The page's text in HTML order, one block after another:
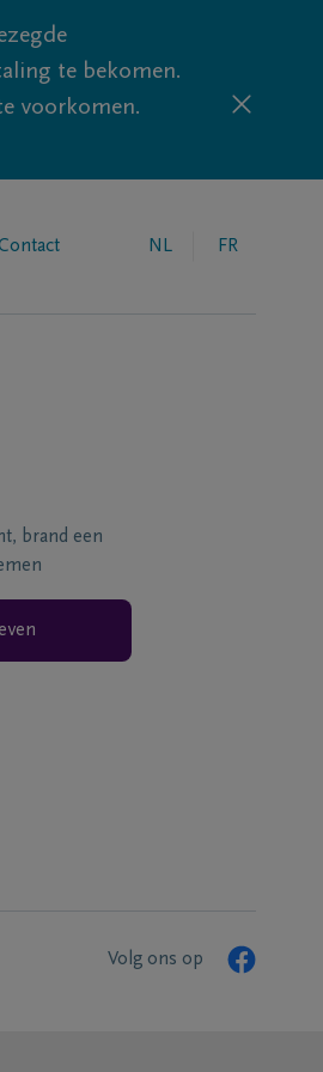
te bekomen.
voorkomen.
NL FR
brand een
Volg ons op